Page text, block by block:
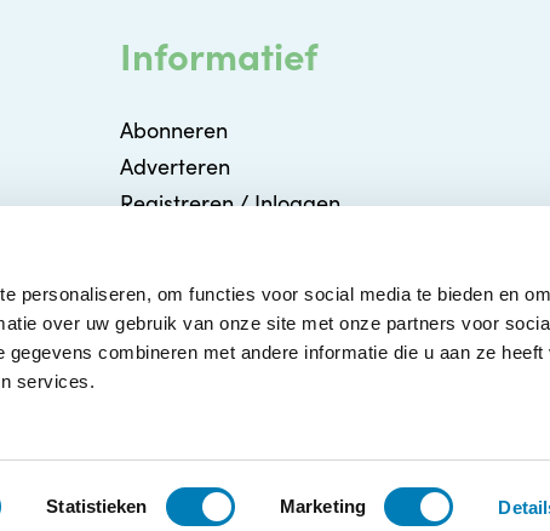
personaliseren, om functies voor social media te bieden en
over uw gebruik van onze site met onze partners voor
combineren met andere informatie die u aan ze
services.
Statistieken Marketing
Informatief
Abonneren
Adverteren
Registreren / Inloggen
Contact
Algemene voorwaarden Privacyverklaring Volg